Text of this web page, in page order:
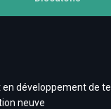
en développement de
neuve